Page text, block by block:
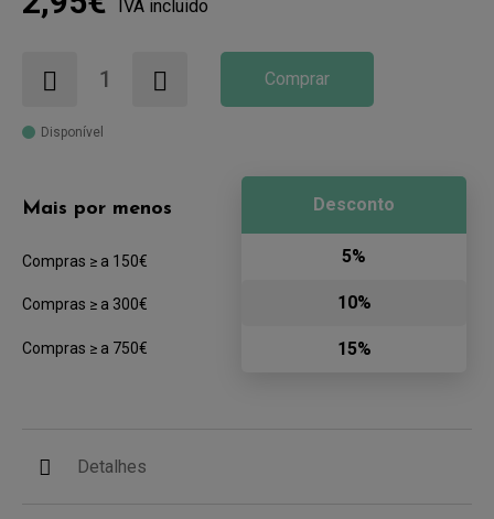
IVA incluido
Comprar
Disponível
Mais por menos
Compras ≥ a 150€
Compras ≥ a 300€
Compras ≥ a 750€
Desconto
5%
10%
15%
Detalhes